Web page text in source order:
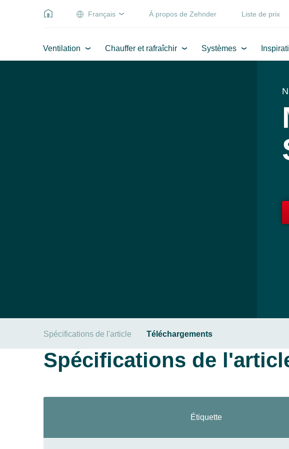
Français Á propos de Zehnder Liste de prix
Ventilation Chauffer et rafraîchir Systèmes
Spécifications de l'article Téléchargements
Spécifications de
Étiquette